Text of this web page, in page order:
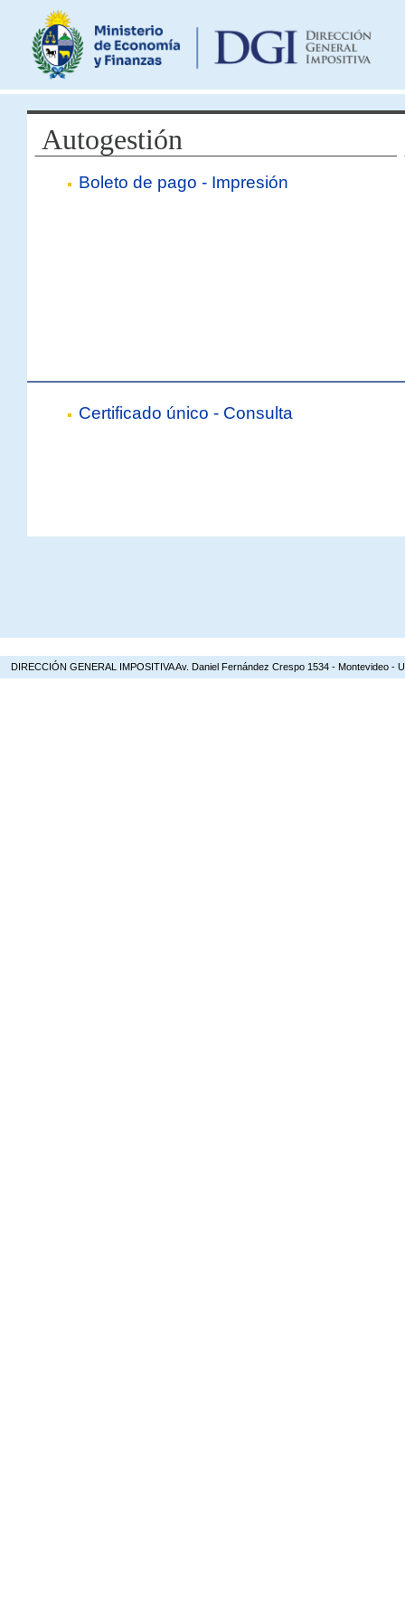
Autogestión
Boleto de pago - Impresión
Certificado único - Consulta
DIRECCIÓN GENERAL IMPOSITIVA Av. Daniel Fernández Crespo 1534 - Montevideo -